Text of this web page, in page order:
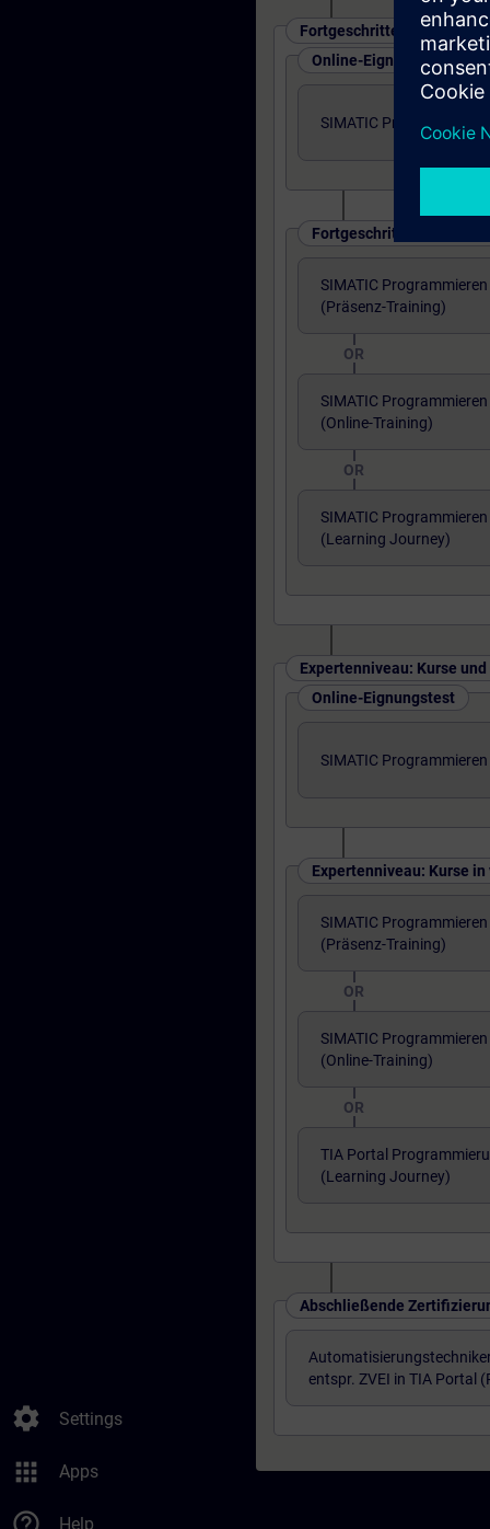
settings Settings
apps Apps
Help
Fortgeschrittenes Niveau:
Online-Eignungstest
SIMATIC Programmieren
Fortgeschrittenes
SIMATIC Programmieren
(Präsenz-Training)
OR
SIMATIC Programmieren
(Online-Training)
OR
SIMATIC Programmieren
(Learning Journey)
Expertenniveau: Kurse
Online-Eignungstest
SIMATIC Programmieren
Expertenniveau: Kurse
SIMATIC Programmieren
(Präsenz-Training)
OR
SIMATIC Programmieren
(Online-Training)
OR
TIA Portal
(Learning Journey)
Abschließende
entspr. ZVEI in TIA Portal